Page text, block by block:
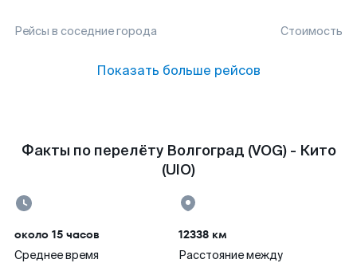
Рейсы в соседние города Стоимость
Показать больше рейсов
Факты по перелёту Волгоград (VOG) - Кито
(UIO)
около 15 часов
Среднее время
12338 км
Расстояние между